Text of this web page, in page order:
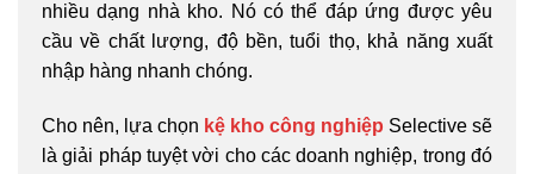
nhiều dạng nhà kho. Nó có thể đáp ứng được yêu
cầu về chất lượng, độ bền, tuổi thọ, khả năng xuất
nhập hàng nhanh chóng.
Cho nên, lựa chọn kệ kho công nghiệp Selective sẽ
là giải pháp tuyệt vời cho các doanh nghiệp, trong đó